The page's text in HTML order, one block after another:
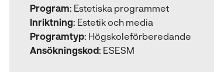
Program: Estetiska programmet
Inriktning: Estetik och media
Programtyp: Högskoleförberedande
Ansökningskod: ESESM